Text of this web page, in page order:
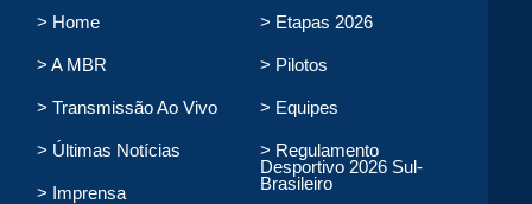
> Home
> A MBR
> Transmissão Ao Vivo
> Últimas Notícias
> Imprensa
> Etapas 2026
> Pilotos
> Equipes
> Regulamento
Desportivo 2026 Sul-
Brasileiro